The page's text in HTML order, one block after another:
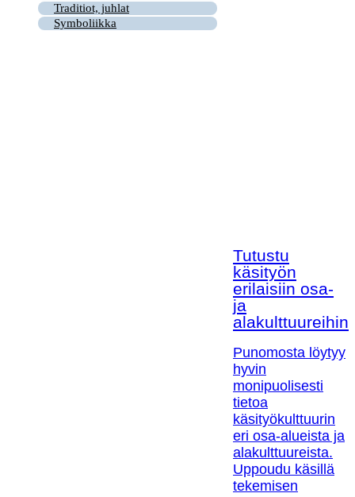
Traditiot, juhlat
Symboliikka
Tutustu
käsityön
erilaisiin osa-
ja
alakulttuureihin!
Punomosta löytyy
hyvin
monipuolisesti
tietoa
käsityökulttuurin
eri osa-alueista ja
alakulttuureista.
Uppoudu käsillä
tekemisen